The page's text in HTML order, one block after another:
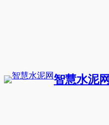
智慧水泥网